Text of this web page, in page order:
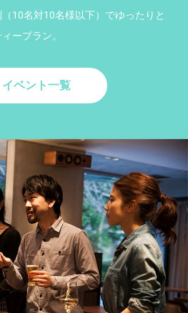
10名対10名様以下）でゆったりと
ープラン。
イベント一覧